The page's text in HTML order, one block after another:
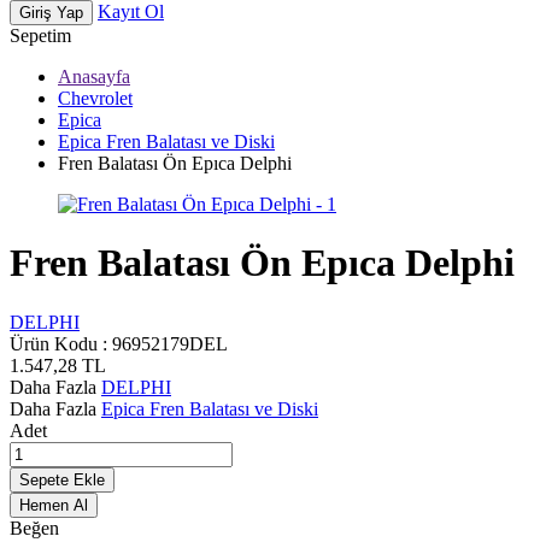
Giriş Yap
Kayıt Ol
Sepetim
Anasayfa
Chevrolet
Epica
Epica Fren Balatası ve Diski
Fren Balatası Ön Epıca Delphi
Fren Balatası Ön Epıca Delphi
DELPHI
Ürün Kodu : 96952179DEL
1.547,28 TL
Daha Fazla DELPHI
Daha Fazla Epica Fren Balatası ve Diski
Adet
Sepete Ekle
Hemen Al
Beğen